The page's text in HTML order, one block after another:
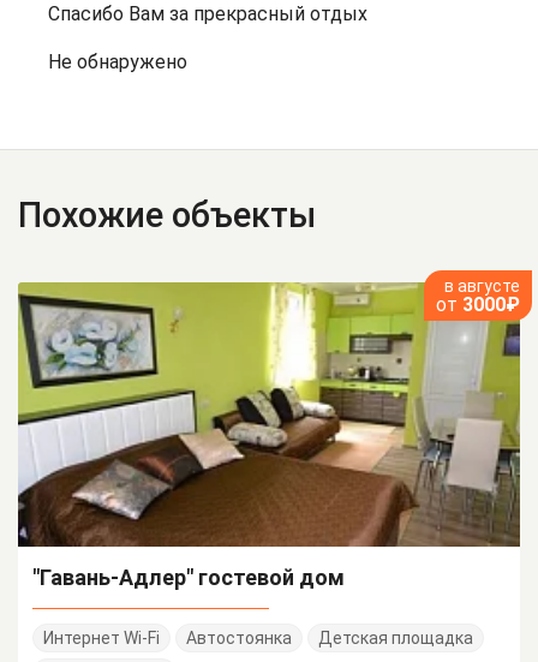
Спасибо Вам за прекрасный отдых
Не обнаружено
Похожие объекты
в августе
от 3000₽
"Гавань-Адлер" гостевой дом
Интернет Wi-Fi Автостоянка
Детская площадка